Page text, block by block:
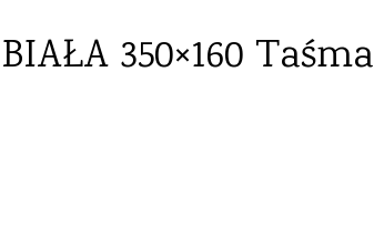
350×160 Taśma